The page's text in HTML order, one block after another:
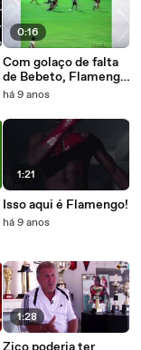
0:16
Com golaço de falta
de Bebeto, Flamengo
superou Botafogo em
clássico
há 9 anos
1:21
Isso aqui é Flamengo!
há 9 anos
1:28